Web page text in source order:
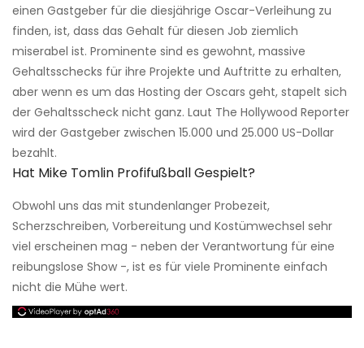
einen Gastgeber für die diesjährige Oscar-Verleihung zu
finden, ist, dass das Gehalt für diesen Job ziemlich
miserabel ist. Prominente sind es gewohnt, massive
Gehaltsschecks für ihre Projekte und Auftritte zu erhalten,
aber wenn es um das Hosting der Oscars geht, stapelt sich
der Gehaltsscheck nicht ganz. Laut The Hollywood Reporter
wird der Gastgeber zwischen 15.000 und 25.000 US-Dollar
bezahlt.
Hat Mike Tomlin Profifußball Gespielt?
Obwohl uns das mit stundenlanger Probezeit,
Scherzschreiben, Vorbereitung und Kostümwechsel sehr
viel erscheinen mag - neben der Verantwortung für eine
reibungslose Show -, ist es für viele Prominente einfach
nicht die Mühe wert.